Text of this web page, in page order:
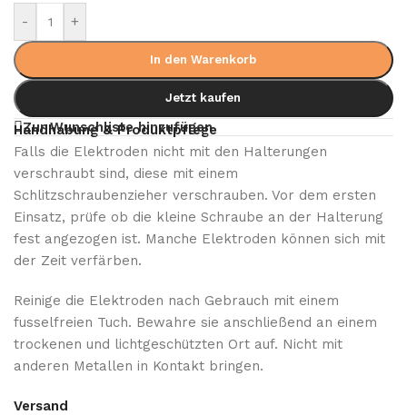
- +
In den Warenkorb
Jetzt kaufen
Zur Wunschliste hinzufügen
Handhabung & Produktpflege
Falls die Elektroden nicht mit den Halterungen
verschraubt sind, diese mit einem
Schlitzschraubenzieher verschrauben. Vor dem ersten
Einsatz, prüfe ob die kleine Schraube an der Halterung
fest angezogen ist. Manche Elektroden können sich mit
der Zeit verfärben.
Reinige die Elektroden nach Gebrauch mit einem
fusselfreien Tuch. Bewahre sie anschließend an einem
trockenen und lichtgeschützten Ort auf. Nicht mit
anderen Metallen in Kontakt bringen.
Versand